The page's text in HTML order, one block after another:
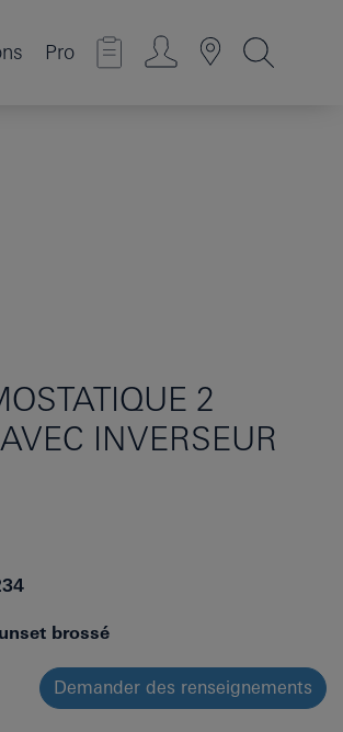
Pro
2
INVERSEUR
brossé
Demander des renseignements